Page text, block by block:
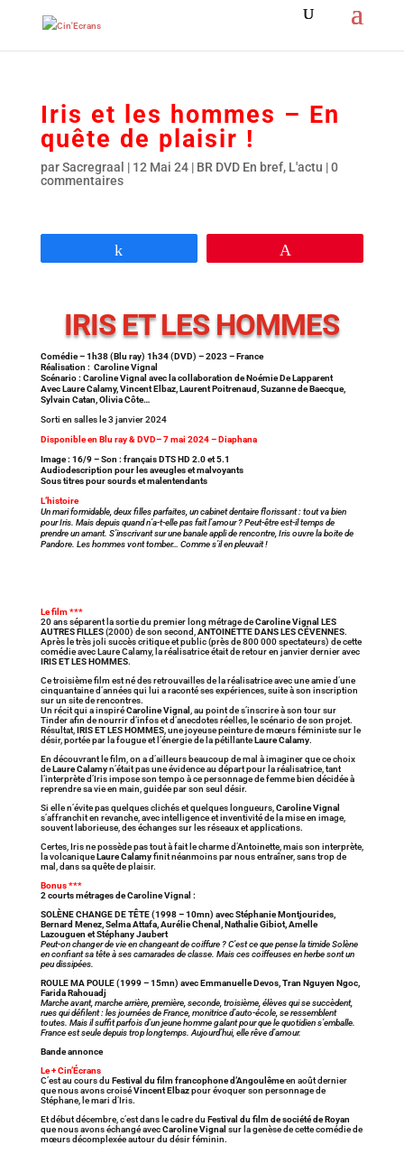
Iris et les hommes – En
quête de plaisir !
parSacregraal | 12 Mai 24| BR DVD En bref, L'actu |0
commentaires
IRIS ET LES HOMMES
Comédie – 1h38 (Blu ray) 1h34 (DVD) – 2023 – France
Réalisation : Caroline Vignal
Scénario : Caroline Vignal avec la collaboration de Noémie De Lapparent
Avec Laure Calamy, Vincent Elbaz, Laurent Poitrenaud, Suzanne de Baecque,
Sylvain Catan, Olivia Côte…
Sorti en salles le 3 janvier 2024
Disponible en Blu ray & DVD– 7 mai 2024 – Diaphana
Image : 16/9 – Son : français DTS HD 2.0 et 5.1
Audiodescription pour les aveugles et malvoyants
Sous titres pour sourds et malentendants
L’histoire
Un mari formidable, deux filles parfaites, un cabinet dentaire florissant : tout va bien
pour Iris. Mais depuis quand n’a-t-elle pas fait l’amour ? Peut-être est-il temps de
prendre un amant. S’inscrivant sur une banale appli de rencontre, Iris ouvre la boite de
Pandore. Les hommes vont tomber… Comme s’il en pleuvait !
Le film ***
20 ans séparent la sortie du premier long métrage deCaroline Vignal LES
AUTRES FILLES(2000) de son second, ANTOINETTE DANS LES CÉVENNES.
Après le très joli succès critique et public (près de 800 000 spectateurs) de cette
comédie avec Laure Calamy, la réalisatrice était de retour en janvier dernier avec
IRIS ET LES HOMMES.
Ce troisième film est né des retrouvailles de la réalisatrice avec une amie d’une
cinquantaine d’années qui lui a raconté ses expériences, suite à son inscription
sur un site de rencontres.
Un récit qui a inspiréCaroline Vignal
, au point de s’inscrire à son tour sur
Tinder afin de nourrir d’infos et d’anecdotes réelles, le scénario de son projet.
Résultat, IRIS ET LES HOMMES, une joyeuse peinture de mœurs féministe sur le
désir, portée par la fougue et l’énergie de la pétillanteLaure Calamy.
En découvrant le film, on a d’ailleurs beaucoup de mal à imaginer que ce choix
deLaure Calamyn’était pas une évidence au départ pour la réalisatrice, tant
l’interprète d’Iris impose son tempo à ce personnage de femme bien décidée à
reprendre sa vie en main, guidée par son seul désir.
Si elle n’évite pas quelques clichés et quelques longueurs, Caroline Vignal
s’affranchit en revanche, avec intelligence et inventivité de la mise en image,
souvent laborieuse, des échanges sur les réseaux et applications.
Certes, Iris ne possède pas tout à fait le charme d’Antoinette, mais son interprète,
la volcaniqueLaure Calamyfinit néanmoins par nous entraîner, sans trop de
mal, dans sa quête de plaisir.
Bonus ***
2 courts métrages de Caroline Vignal :
SOLÈNE CHANGE DE TÊTE (1998 – 10mn) avec Stéphanie Montjourides,
Bernard Menez, Selma Attafa, Aurélie Chenal, Nathalie Gibiot, Amelle
Lazouguen et Stéphany Jaubert
Peut-on changer de vie en changeant de coiffure ? C’est ce que pense la timide Solène
en confiant sa tête à ses camarades de classe. Mais ces coiffeuses en herbe sont un
peu dissipées.
ROULE MA POULE (1999 – 15mn) avec Emmanuelle Devos, Tran Nguyen Ngoc,
Farida Rahouadj
Marche avant, marche arrière, première, seconde, troisième, élèves qui se succèdent,
rues qui défilent : les journées de France, monitrice d’auto-école, se ressemblent
toutes. Mais il suffit parfois d’un jeune homme galant pour que le quotidien s’emballe.
France est seule depuis trop longtemps. Aujourd’hui, elle rêve d’amour.
Bande annonce
Le + Cin’Écrans
C’est au cours du Festival du film francophone d’Angoulêmeen août dernier
que nous avons croiséVincent Elbazpour évoquer son personnage de
Stéphane, le mari d’Iris.
Et début décembre, c’est dans le cadre du Festival du film de société de Royan
que nous avons échangé avecCaroline Vignal sur la genèse de cette comédie de
mœurs décomplexée autour du désir féminin.